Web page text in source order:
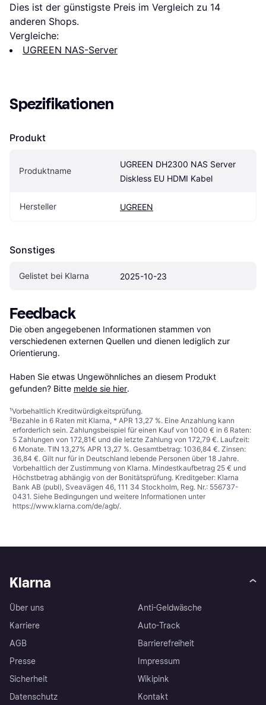
Dies ist der günstigste Preis im Vergleich zu 14
anderen Shops.
Vergleiche:
UGREEN NAS-Server
Spezifikationen
Produkt
Produktname
UGREEN DH2300 NAS Server
Diskless EU HDMI Kabel
Hersteller UGREEN
Sonstiges
Gelistet bei Klarna 2025-10-23
Feedback
Die oben angegebenen Informationen stammen von
verschiedenen externen Quellen und dienen lediglich zur
Orientierung.
Haben Sie etwas Ungewöhnliches an diesem Produkt
gefunden? Bitte melde sie hier.
¹Vorbehaltlich Kreditwürdigkeitsprüfung.
²Bezahle in 6 Raten mit Klarna, * APR 13,27 %. Eine Anzahlung kann
erforderlich sein. Zahlungsbeispiel für einen Kauf von 1000 € in 6 Raten:
5 Zahlungen von 172,81€ und die letzte Zahlung von 172,79 €. Laufzeit:
6 Monate. TIN 13,27% APR 13,27 %. Gesamtbetrag: 1036,84 €. Zinsen:
36,84 €. Gilt nur für in Deutschland lebende Personen über 18 Jahre.
Vorbehaltlich der Zustimmung von Klarna. Mindestkaufbetrag 25 € und
Höchstbetrag abhängig von der Bonitätsprüfung. Kreditgeber: Klarna
Bank AB (publ), Sveavägen 46, 111 34 Stockholm, Reg. Nr.: 556737-
0431. Siehe Bedingungen und weitere Informationen unter
https://www.klarna.com/de/agb/.
Klarna
Über uns
Karriere
AGB
Presse
Sicherheit
Datenschutz
Anti-Geldwäsche
Auto-Track
Barrierefreiheit
Impressum
Wikipink
Kontakt